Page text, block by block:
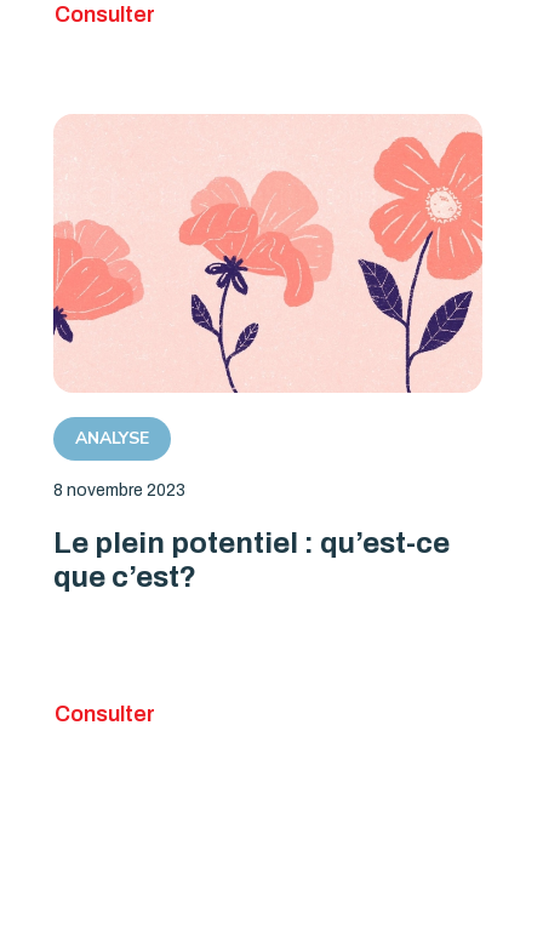
Consulter
ANALYSE
8 novembre 2023
Le plein potentiel : qu’est-ce
que c’est?
Consulter